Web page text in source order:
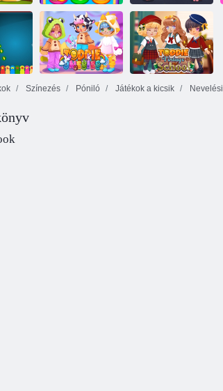
Tipegő baba
telefon
Baba
Fantasztikus
Mentőcsapat
Színezés Póniló Játékok a kicsik Nevelési